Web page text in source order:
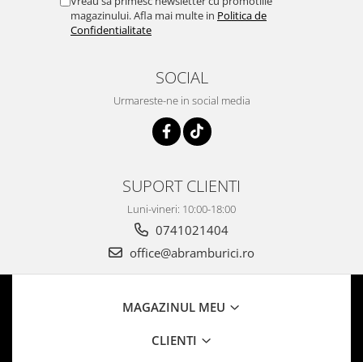
magazinului. Afla mai multe in Politica de
Confidentialitate
SOCIAL
Urmareste-ne in social media
SUPORT CLIENTI
Luni-vineri: 10:00-18:00
0741021404
office@abramburici.ro
MAGAZINUL MEU
CLIENTI